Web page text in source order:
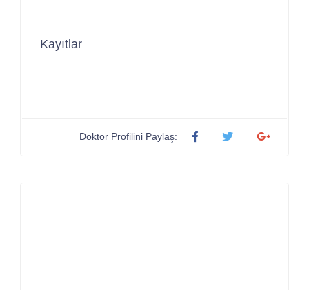
Kayıtlar
Doktor Profilini Paylaş: